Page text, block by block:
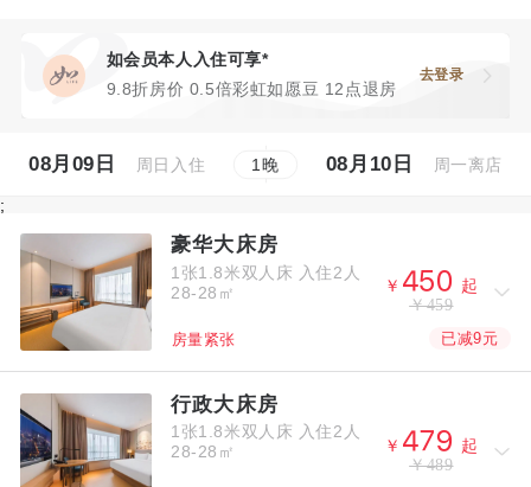
如会员本人入住可享*
9.8折房价 0.5倍彩虹如愿豆 12点退房
去登录
08月09日 周日入住 1晚 08月10日 周一离店
;
豪华大床房
1张1.8米双人床 入住2人
28-28㎡
￥ 
起
￥459
房量紧张 已减9元
行政大床房
1张1.8米双人床 入住2人
28-28㎡
￥  
起
￥489